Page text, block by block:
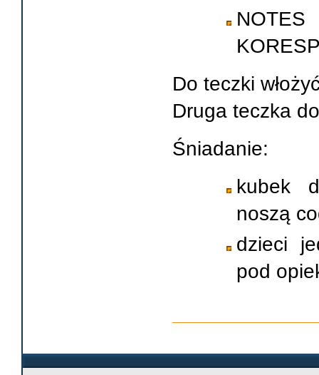
Do teczki
Druga teczka
Śniadanie:
kubek
noszą
dzieci
pod